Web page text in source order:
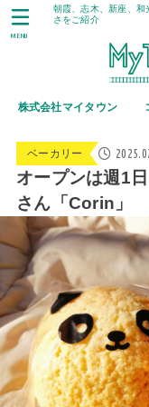
朝霞、志木、新座、和
さをご紹介
株式会社マイタウン
MENU
ベーカリー
オープンは週1
さん「Corin」